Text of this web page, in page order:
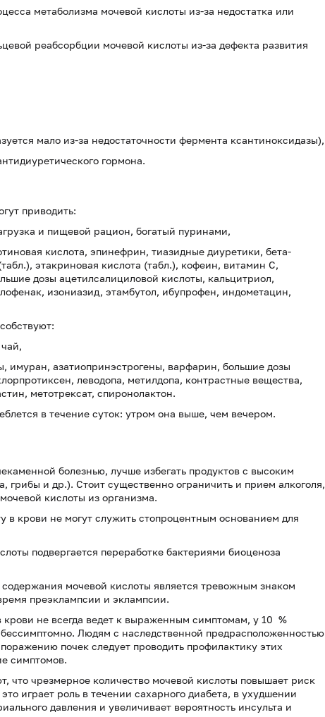
метаболизма мочевой кислоты из-за недостатка или
реабсорбции мочевой кислоты из-за дефекта развития
мало из-за недостаточности фермента ксантиноксидазы),
гормона.
приводить:
и пищевой рацион, богатый пуринами,
кислота, эпинефрин, тиазидные диуретики, бета-
этакриновая кислота (табл.), кофеин, витамин С,
дозы ацетилсалициловой кислоты, кальцитриол,
изониазид, этамбутол, ибупрофен, индометацин,
имуран, азатиопринэстрогены, варфарин, большие дозы
леводопа, метилдопа, контрастные вещества,
метотрексат, спиронолактон.
в течение суток: утром она выше, чем вечером.
болезнью, лучше избегать продуктов с высоким
грибы и др.). Стоит существенно ограничить и прием алкоголя,
кислоты из организма.
в крови не могут служить стопроцентным основанием для
подвергается переработке бактериями биоценоза
мочевой кислоты является тревожным знаком
преэклампсии и эклампсии.
не всегда ведет к выраженным симптомам, у 10 %
Людям с наследственной предрасположенностью
почек следует проводить профилактику этих
симптомов.
что чрезмерное количество мочевой кислоты повышает риск
играет роль в течении сахарного диабета, в ухудшении
давления и увеличивает вероятность инсульта и